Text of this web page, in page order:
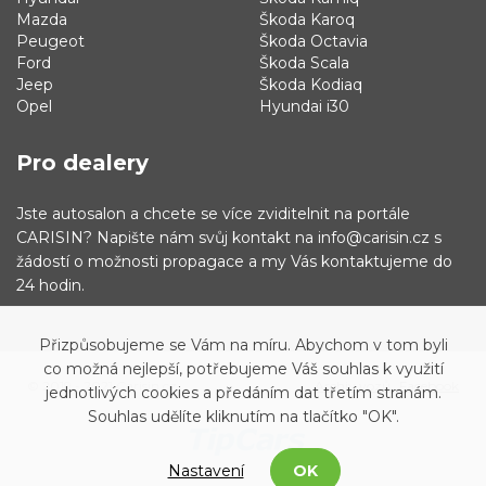
Mazda
Peugeot
Ford
Jeep
Opel
Škoda Karoq
Škoda Octavia
Škoda Scala
Škoda Kodiaq
Hyundai i30
Pro dealery
Jste autosalon a chcete se více zviditelnit na portále
CARISIN? Napište nám svůj kontakt na info@carisin.cz s
žádostí o možnosti propagace a my Vás kontaktujeme do
24 hodin.
© 2019 - 2021 Carisin.cz Archiv vozů Facebook
Přizpůsobujeme se Vám na míru. Abychom v tom byli
co možná nejlepší, potřebujeme Váš souhlas k využití
jednotlivých cookies a předáním dat třetím stranám.
Souhlas udělíte kliknutím na tlačítko "OK".
Nastavení OK